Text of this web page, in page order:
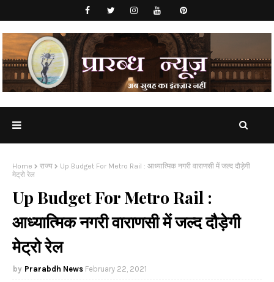
Home राज्य
Up Budget For Metro Rail : आध्यात्मिक नगरी वाराणसी में जल्द दौड़ेगी
मेट्रो रेल
Up Budget For Metro Rail :
आध्यात्मिक नगरी वाराणसी में जल्द दौड़ेगी
मेट्रो रेल
Prarabdh News February 22, 2021